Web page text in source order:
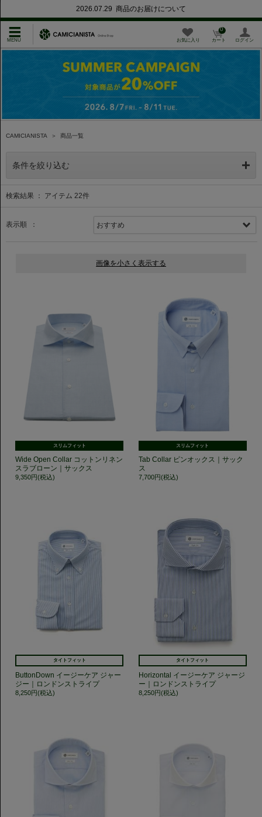
2026.07.29 商品のお届けについて
お気に入り カート
0
ログイン
CAMICIANISTA ＞ 商品一覧
条件を絞り込む
検索結果 ： アイテム 22件
表示順 ：
スリムフィット
Wide Open Collar コットンリネン
スラブローン｜サックス
9,350円(税込)
スリムフィット
Tab Collar ピンオックス｜サック
ス
7,700円(税込)
タイトフィット
ButtonDown イージーケア ジャー
ジー｜ロンドンストライプ
8,250円(税込)
タイトフィット
Horizontal イージーケア ジャージ
ー｜ロンドンストライプ
8,250円(税込)